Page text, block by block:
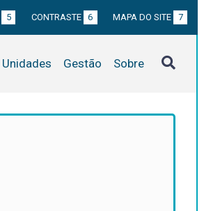
5 CONTRASTE 6 MAPA DO SITE 7
Unidades Gestão Sobre